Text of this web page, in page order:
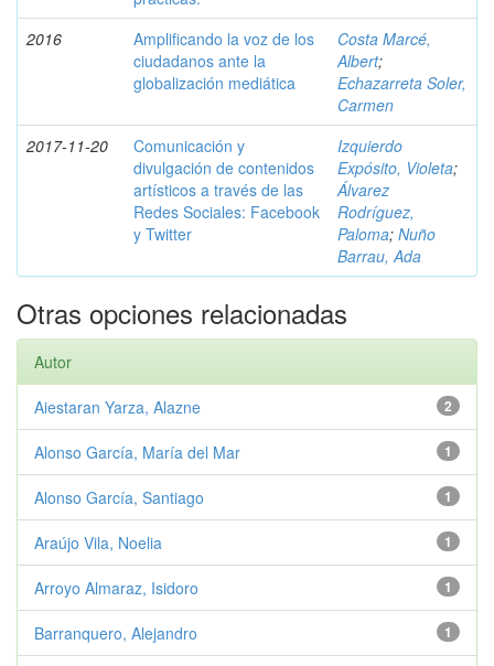
2016
Amplificando la voz de los
ciudadanos ante la
globalización mediática
Costa Marcé,
Albert;
Echazarreta Soler,
Carmen
2017-11-20
Comunicación y
divulgación de contenidos
artísticos a través de las
Redes Sociales: Facebook
y Twitter
Izquierdo
Expósito, Violeta;
Álvarez
Rodríguez,
Paloma; Nuño
Barrau, Ada
Otras opciones relacionadas
Autor
2
Aiestaran Yarza, Alazne
1
Alonso García, María del Mar
1
Alonso García, Santiago
1
Araújo Vila, Noelia
1
Arroyo Almaraz, Isidoro
1
Barranquero, Alejandro